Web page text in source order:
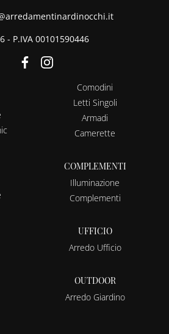
- P.IVA 00101590446
Comodini
Letti Singoli
Armadi
Camerette
COMPLEMENTI
Illuminazione
Complementi
UFFICIO
Arredo Ufficio
OUTDOOR
Arredo Giardino